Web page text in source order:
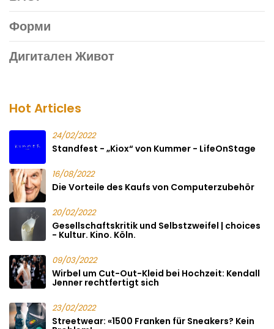
Форми
Дигитален Живот
Hot Articles
24/02/2022
Standfest - „Kiox“ von Kummer - LifeOnStage
16/08/2022
Die Vorteile des Kaufs von Computerzubehör
20/02/2022
Gesellschaftskritik und Selbstzweifel | choices
- Kultur. Kino. Köln.
09/03/2022
Wirbel um Cut-Out-Kleid bei Hochzeit: Kendall
Jenner rechtfertigt sich
23/02/2022
Streetwear: «1500 Franken für Sneakers? Kein